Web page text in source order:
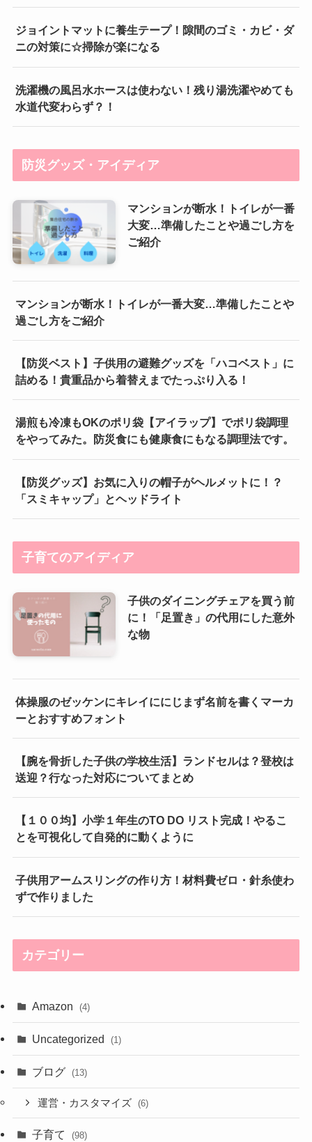
ジョイントマットに養生テープ！隙間のゴミ・カビ・ダ
ニの対策に☆掃除が楽になる
洗濯機の風呂水ホースは使わない！残り湯洗濯やめても
水道代変わらず？！
防災グッズ・アイディア
マンションが断水！トイレが一番
大変…準備したことや過ごし方を
ご紹介
マンションが断水！トイレが一番大変…準備したことや
過ごし方をご紹介
【防災ベスト】子供用の避難グッズを「ハコベスト」に
詰める！貴重品から着替えまでたっぷり入る！
湯煎も冷凍もOKのポリ袋【アイラップ】でポリ袋調理
をやってみた。防災食にも健康食にもなる調理法です。
【防災グッズ】お気に入りの帽子がヘルメットに！？
「スミキャップ」とヘッドライト
子育てのアイディア
子供のダイニングチェアを買う前
に！「足置き」の代用にした意外
な物
体操服のゼッケンにキレイににじまず名前を書くマーカ
ーとおすすめフォント
【腕を骨折した子供の学校生活】ランドセルは？登校は
送迎？行なった対応についてまとめ
【１００均】小学１年生のTO DO リスト完成！やるこ
とを可視化して自発的に動くように
子供用アームスリングの作り方！材料費ゼロ・針糸使わ
ずで作りました
カテゴリー
Amazon (4)
Uncategorized (1)
ブログ (13)
運営・カスタマイズ (6)
子育て (98)